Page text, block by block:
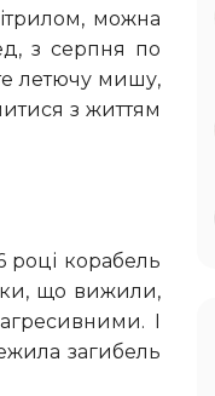
можна
з серпня по
летючу мишу,
з життям
що вижили,
І
загибель